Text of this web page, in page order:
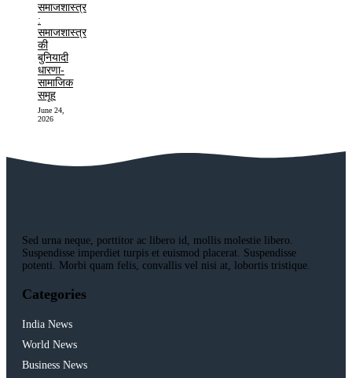
समाजशास्त्र
:
समाजशास्त्र
की
बुनियादी
धारणा-
सामाजिक
समूह
June 24,
2026
Sed urna neque, porttitor ac libero id, mollis molestie libero.
Suspendisse imperdiet turpis et euismod placerat. Suspendisse
potenti. Morbi quam felis, convallis vel nisi at, lobortis tristique.
Categories
India News
World News
Business News